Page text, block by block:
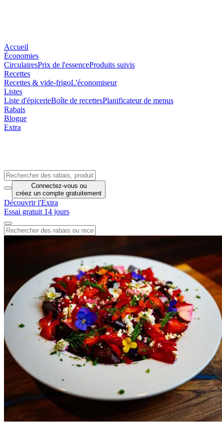
Accueil
Économies
CirculairesPrix de l'essenceProduits suivis
Recettes
Recettes & vide-frigoL'économiseur
Listes
Liste d'épicerieBoîte de recettesPlanificateur de menus
Rabais
Blogue
Extra
Connectez-vous ou
créez un compte gratuitement
Découvrir l'Extra
Essai gratuit 14 jours